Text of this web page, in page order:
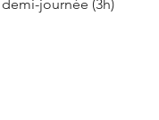
journée (3h)